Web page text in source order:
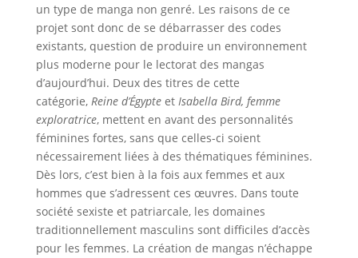
un type de manga non genré. Les raisons de ce
projet sont donc de se débarrasser des codes
existants, question de produire un environnement
plus moderne pour le lectorat des mangas
d’aujourd’hui. Deux des titres de cette
catégorie, Reine d’Égypteet Isabella Bird, femme
exploratrice, mettent en avant des personnalités
féminines fortes, sans que celles-ci soient
nécessairement liées à des thématiques féminines.
Dès lors, c’est bien à la fois aux femmes et aux
hommes que s’adressent ces œuvres. Dans toute
société sexiste et patriarcale, les domaines
traditionnellement masculins sont difficiles d’accès
pour les femmes. La création de mangas n’échappe